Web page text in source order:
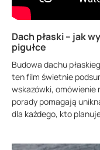
Dach płaski – jak
pigułce
Budowa dachu
ten film świetnie
wskazówki,
porady pomagają
dla każdego, kto